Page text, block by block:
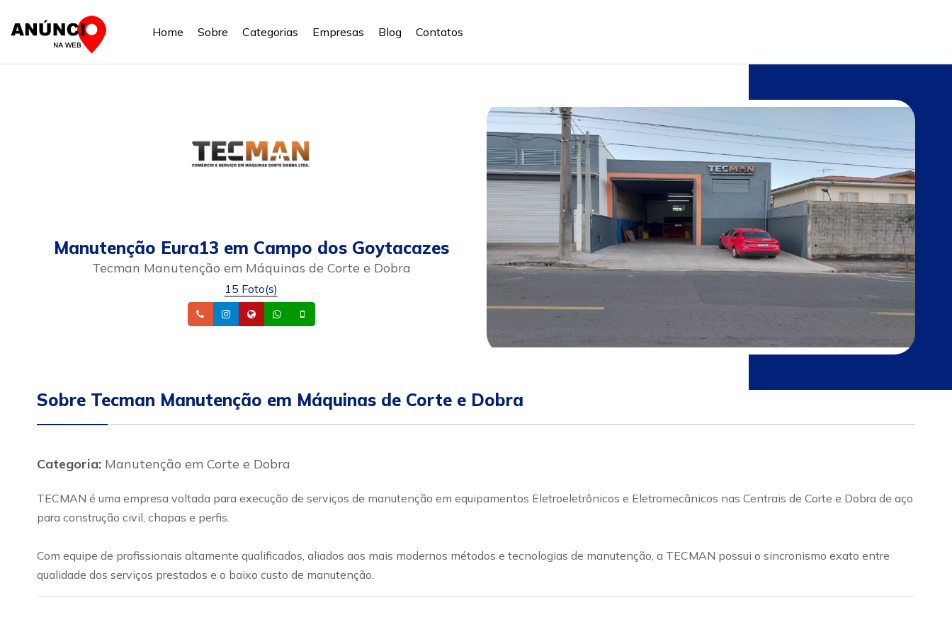
Home Sobre Categorias Empresas Blog Contatos
Manutenção Eura13 em Campo dos Goytacazes
Tecman Manutenção em Máquinas de Corte e Dobra
15 Foto(s)
TelefoneInstagram
Site Whatsapp
Sobre Tecman Manutenção em Máquinas de Corte e Dobra
Categoria: Manutenção em Corte e Dobra
TECMAN é uma empresa voltada para execução de serviços de manutenção em equipamentos Eletroeletrônicos e Eletromecânicos nas Centrais de Corte e Dobra de aço
para construção civil, chapas e perfis.
Com equipe de profissionais altamente qualificados, aliados aos mais modernos métodos e tecnologias de manutenção, a TECMAN possui o sincronismo exato entre
qualidade dos serviços prestados e o baixo custo de manutenção.